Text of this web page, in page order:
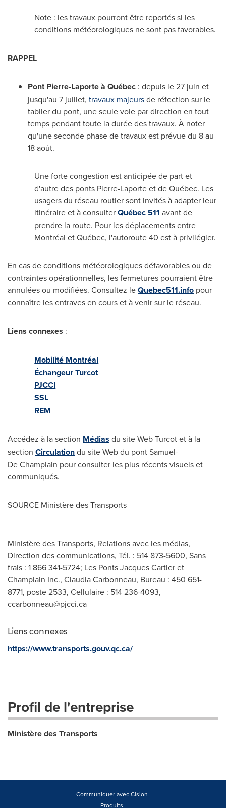
Note : les travaux pourront être reportés si les
conditions météorologiques ne sont pas favorables.
RAPPEL
Pont Pierre-Laporteà Québec : depuis le 27 juin et
jusqu'au 7 juillet, travaux majeursde réfection sur le
tablier du pont, une seule voie par direction en tout
temps pendant toute la durée des travaux. À noter
qu'une seconde phase de travaux est prévue du 8 au
18 août.
Une forte congestion est anticipée de part et
d'autre des ponts Pierre-Laporte et de Québec. Les
usagers du réseau routier sont invités à adapter leur
itinéraire et à consulterQuébec 511 avant de
prendre la route. Pour les déplacements entre
Montréal et Québec, l'autoroute 40 est à privilégier.
En cas de conditions météorologiques défavorables ou de
contraintes opérationnelles, les fermetures pourraient être
annulées ou modifiées. Consultez leQuebec511.info pour
connaître les entraves en cours et à venir sur le réseau.
Liens connexes :
Mobilité Montréal
Échangeur Turcot
PJCCI
SSL
REM
Accédez à la section Médias du site Web Turcot et à la
section Circulationdu site Web du pont Samuel-
De Champlain pour consulter les plus récents visuels et
communiqués.
SOURCE Ministère des Transports
Ministère des Transports, Relations avec les médias,
Direction des communications, Tél. : 514 873-5600, Sans
frais : 1 866 341-5724; Les Ponts Jacques Cartier et
Champlain Inc., Claudia Carbonneau, Bureau : 450 651-
8771, poste 2533, Cellulaire : 514 236-4093,
ccarbonneau@pjcci.ca
Liens connexes
https://www.transports.gouv.qc.ca/
Profil de l'entreprise
Ministère des Transports
Communiquer avec Cision
Produits